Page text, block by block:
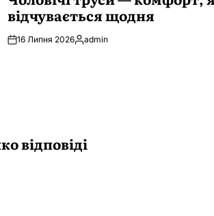
відчувається щодня
16 Липня 2026Опубліковано
admin
відповіді